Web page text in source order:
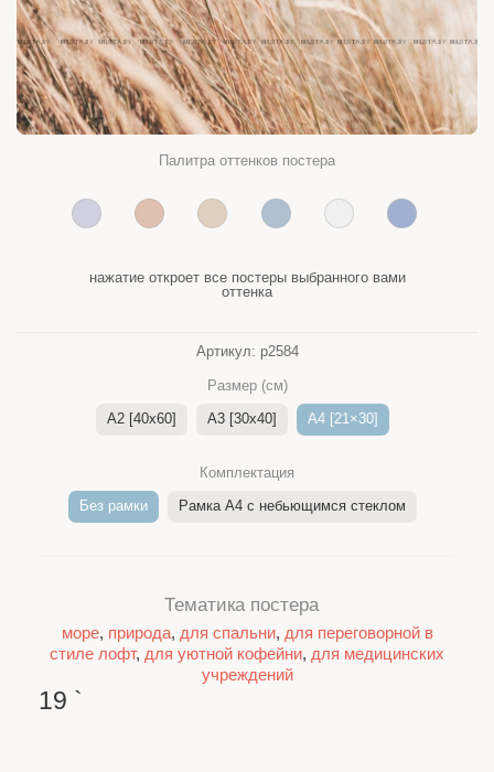
Палитра оттенков постера
нажатие откроет все постеры выбранного вами
оттенка
Артикул: p2584
Размер (см)
A2 [40x60]
A3 [30x40] A4 [21×30]
Комплектация
Без рамки
Рамка A4 c небьющимся стеклом
Тематика постера
море, природа, для спальни, для переговорной в
стиле лофт, для уютной кофейни, для медицинских
учреждений
19 `